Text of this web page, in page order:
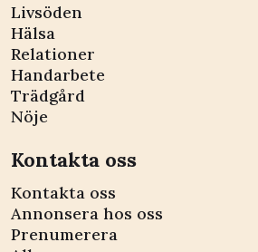
Livsöden
Hälsa
Relationer
Handarbete
Trädgård
Nöje
Kontakta oss
Kontakta oss
Annonsera hos oss
Prenumerera